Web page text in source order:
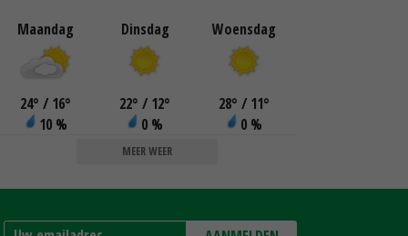
Maandag
24° / 16°
10 %
Dinsdag
22° / 12°
0 %
Woensdag
28° / 11°
0 %
MEER WEER